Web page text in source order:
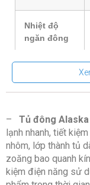
Nhiệt độ
ngăn đông
tiêu thụ
nổi bật
– Tủ đông Alaska
lạnh nhanh, tiết
nhôm, lớp thành tủ
zoăng bao quanh
kiệm điện năng sử